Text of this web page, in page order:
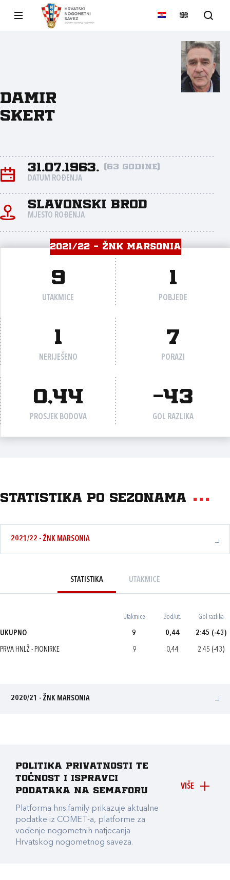
Damir
Skert
31.07.1963. (63 godine)
DATUM ROĐENJA
Slavonski Brod
MJESTO ROĐENJA
2021/22 - ŽNK MARSONIA
9
UTAKMICE
1
POBJEDE
1
NERIJEŠENO
7
PORAZI
0,44
PROSJEK BODOVA
-43
GOL RAZLIKA
Statistika po sezonama
2021/22 - ŽNK MARSONIA
STATISTIKA UTAKMICE
Utakmice Bod/ut. Gol razlika
UKUPNO 9 0,44 2:45 (-43)
PRVA HNLŽ - PIONIRKE 9 0,44 2:45 (-43)
2020/21 - ŽNK MARSONIA
VIŠE
Politika privatnosti te
točnost i ispravci
podataka na Semaforu
Platforma hns.family prikazuje aktualne
podatke iz COMET-a, platforme za
vođenje nogometnih natjecanja
Hrvatskog nogometnog saveza.